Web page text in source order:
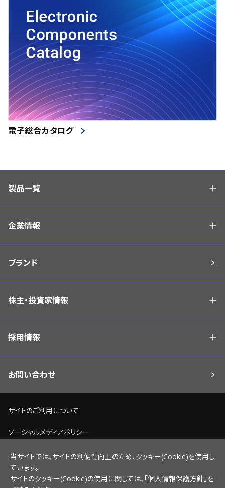
電子総合カタログ
製品一覧
企業情報
ブランド
株主・投資家情報
採用情報
お問い合わせ
サイトのご利用について
ソーシャルメディアポリシー
個人情報保護方針
脆弱性情報開示ポリシー
当サイトでは、サイトの利便性向上のため、クッキー(Cookie)を使用し
ています。
サイトのクッキー(Cookie)の使用に関しては、「個人情報保護方針 」を